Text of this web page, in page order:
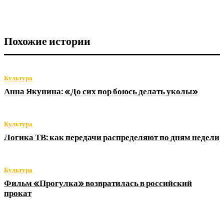
Похожие истории
Культура
Анна Якунина: «До сих пор боюсь делать уколы»
Культура
Логика ТВ: как передачи распределяют по дням недели
Культура
Фильм «Прогулка» возвратилась в российский
прокат